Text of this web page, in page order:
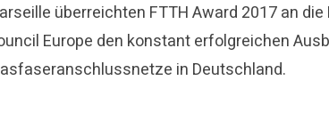
überreichten FTTH Award 2017 an
Europe den konstant erfolgreichen
in Deutschland.